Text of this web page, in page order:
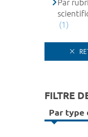
Par
(1)
FILTRE
Par type